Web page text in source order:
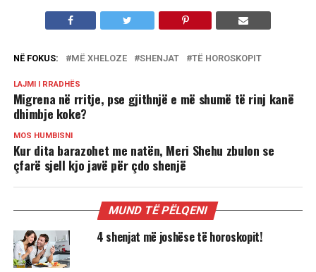
NË FOKUS: MË XHELOZE SHENJAT TË HOROSKOPIT
LAJMI I RRADHËS
Migrena në rritje, pse gjithnjë e më shumë të rinj kanë
dhimbje koke?
MOS HUMBISNI
Kur dita barazohet me natën, Meri Shehu zbulon se
çfarë sjell kjo javë për çdo shenjë
MUND TË PËLQENI
4 shenjat më joshëse të horoskopit!